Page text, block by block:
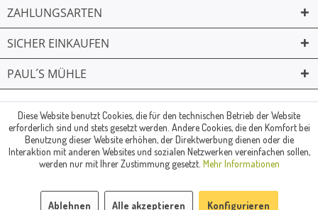
ZAHLUNGSARTEN
SICHER EINKAUFEN
PAUL´S MÜHLE
© Paul's Mühle | Inhaber: Christof Paul e.K. | Westring 2 | 45659
Recklinghausen
Fax: 02361 -28831 | E-Mail: info@pauls-muehle.de
Diese Website benutzt Cookies, die für den technischen Betrieb der Website
erforderlich sind und stets gesetzt werden. Andere Cookies, die den Komfort bei
Benutzung dieser Website erhöhen, der Direktwerbung dienen oder die
Interaktion mit anderen Websites und sozialen Netzwerken vereinfachen sollen,
werden nur mit Ihrer Zustimmung gesetzt. Mehr Informationen
Ablehnen Alle akzeptieren Konfigurieren